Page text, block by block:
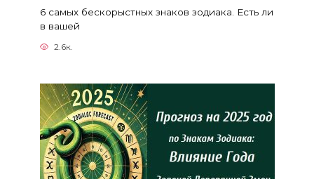
6 самых бескорыстных знаков зодиака. Есть ли
в вашей
2.6к.